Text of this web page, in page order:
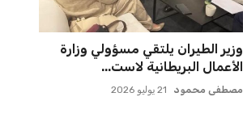
وزير الطيران يلتقي مسؤولي وزارة
الأعمال البريطانية لاست...
مصطفى محمود 21 يوليو 2026